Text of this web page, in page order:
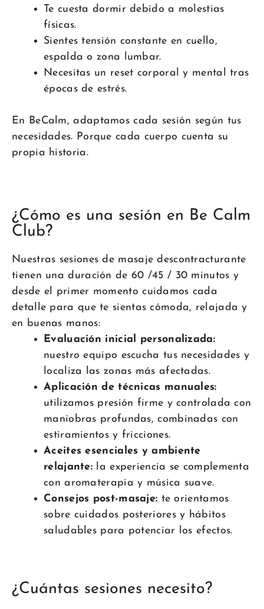
Te cuesta dormir debido a molestias
físicas.
Sientes tensión constante en cuello,
espalda o zona lumbar.
Necesitas un reset corporal y mental tras
épocas de estrés.
En BeCalm, adaptamos cada sesión según tus
necesidades. Porque cada cuerpo cuenta su
propia historia.
¿Cómo es una sesión en Be Calm
Club?
Nuestras sesiones de masaje descontracturante
tienen una duración de 60 /45 / 30 minutos y
desde el primer momento cuidamos cada
detalle para que te sientas cómoda, relajada y
en buenas manos:
Evaluación inicial personalizada:
nuestro equipo escucha tus necesidades y
localiza las zonas más afectadas.
Aplicación de técnicas manuales:
utilizamos presión firme y controlada con
maniobras profundas, combinadas con
estiramientos y fricciones.
Aceites esenciales y ambiente
relajante: la experiencia se complementa
con aromaterapia y música suave.
Consejos post-masaje: te orientamos
sobre cuidados posteriores y hábitos
saludables para potenciar los efectos.
¿Cuántas sesiones necesito?